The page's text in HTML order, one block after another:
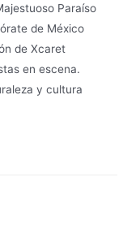
Paraíso
de México
de Xcaret
en escena.
y cultura